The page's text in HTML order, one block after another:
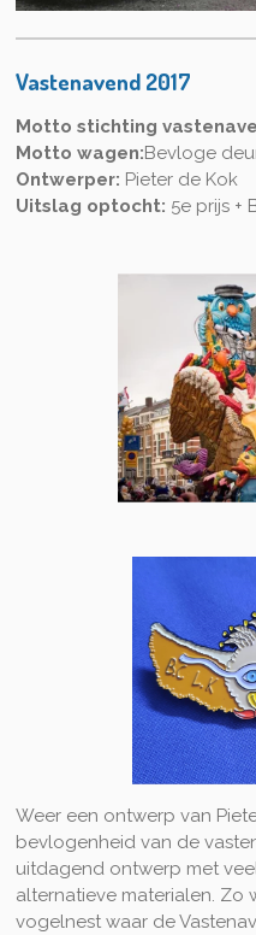
Vastenavend 2017
Motto stichting
Motto wagen:Bevloge
Ontwerper: Pieter de Kok
Uitslag optocht: 5e prijs +
Weer een ontwerp van
bevlogenheid van de
uitdagend ontwerp met
alternatieve materialen. Zo
vogelnest waar de